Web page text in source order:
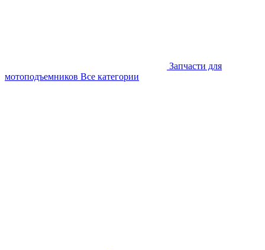
Запчасти для
мотоподъемников Все категории